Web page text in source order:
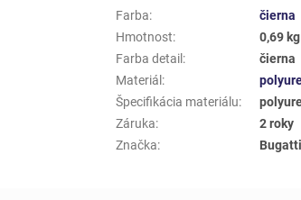
Farba:
čierna
Hmotnost:
0,69 kg
Farba detail :
čierna
Materiál :
Špecifikácia materiálu:
Záruka:
2 roky
Značka: Bugatti